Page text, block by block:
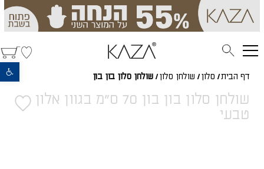
פתח סרגל נגישות
דף הבית/ סלון / שולחן סלון / שולחן סלון בון בון
שולחן סלון בון בון 70 ס"מ בגוון אלון
טבעי